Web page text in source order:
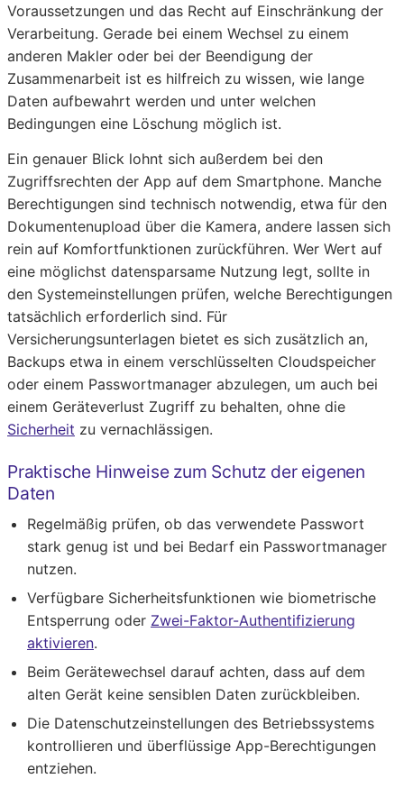
Voraussetzungen und das Recht auf Einschränkung der
Verarbeitung. Gerade bei einem Wechsel zu einem
anderen Makler oder bei der Beendigung der
Zusammenarbeit ist es hilfreich zu wissen, wie lange
Daten aufbewahrt werden und unter welchen
Bedingungen eine Löschung möglich ist.
Ein genauer Blick lohnt sich außerdem bei den
Zugriffsrechten der App auf dem Smartphone. Manche
Berechtigungen sind technisch notwendig, etwa für den
Dokumentenupload über die Kamera, andere lassen sich
rein auf Komfortfunktionen zurückführen. Wer Wert auf
eine möglichst datensparsame Nutzung legt, sollte in
den Systemeinstellungen prüfen, welche Berechtigungen
tatsächlich erforderlich sind. Für
Versicherungsunterlagen bietet es sich zusätzlich an,
Backups etwa in einem verschlüsselten Cloudspeicher
oder einem Passwortmanager abzulegen, um auch bei
einem Geräteverlust Zugriff zu behalten, ohne die
Sicherheit zu vernachlässigen.
Praktische Hinweise zum Schutz der eigenen
Daten
Regelmäßig prüfen, ob das verwendete Passwort
stark genug ist und bei Bedarf ein Passwortmanager
nutzen.
Verfügbare Sicherheitsfunktionen wie biometrische
Entsperrung oder Zwei-Faktor-Authentifizierung
aktivieren.
Beim Gerätewechsel darauf achten, dass auf dem
alten Gerät keine sensiblen Daten zurückbleiben.
Die Datenschutzeinstellungen des Betriebssystems
kontrollieren und überflüssige App-Berechtigungen
entziehen.